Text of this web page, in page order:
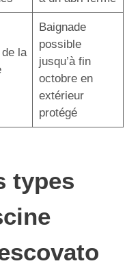
la
Baignade
possible
jusqu’à fin
octobre en
extérieur
protégé
types